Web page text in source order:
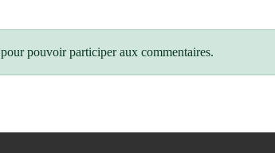
pour pouvoir participer aux commentaires.